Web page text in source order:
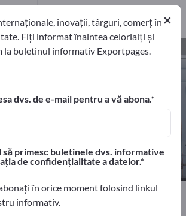
pentru nave – găsiți
și furnizori
Producători
Nave şi bărci
nave
×
inovații, târguri, comerț în
Fiți informat înaintea celorlalți și
la buletinul informativ Exportpages.
dvs. de e-mail pentru a vă abona.
să primesc buletinele dvs. informative
de confidențialitate a datelor.
în orice moment folosind linkul
informativ.